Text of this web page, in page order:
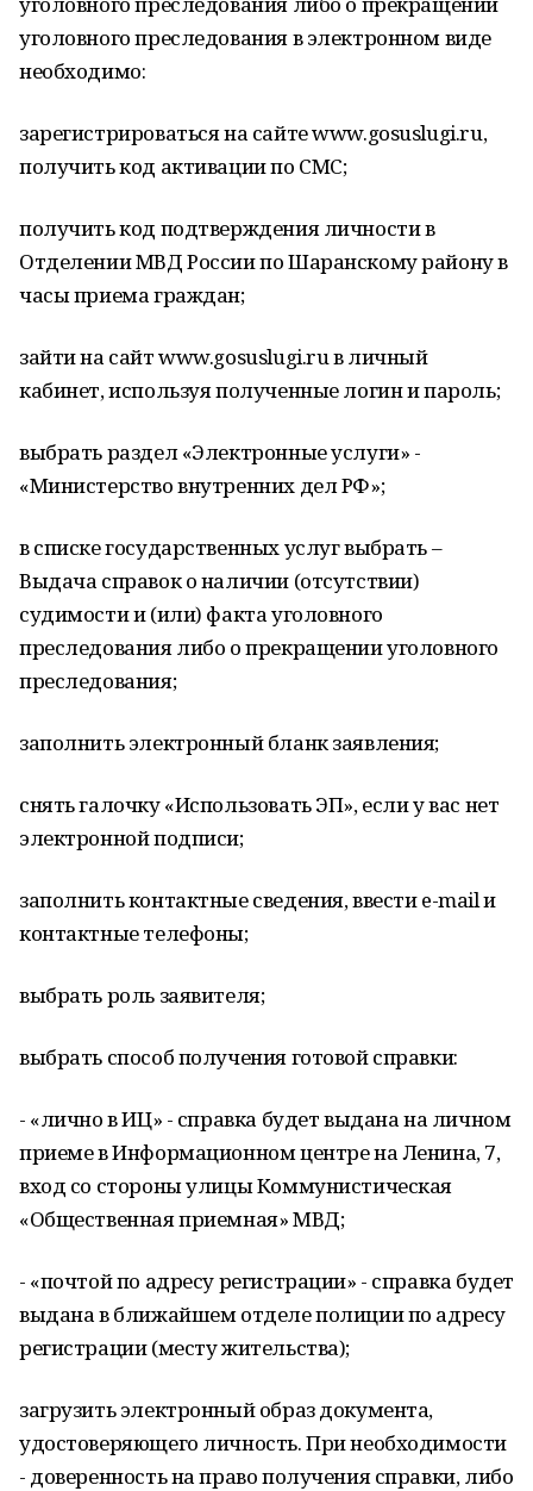
уголовного преследования в электронном виде
необходимо:
зарегистрироваться на сайте www.gosuslugi.ru,
получить код активации по СМС;
получить код подтверждения личности в
Отделении МВД России по Шаранскому району в
часы приема граждан;
зайти на сайт www.gosuslugi.ru в личный
кабинет, используя полученные логин и пароль;
выбрать раздел «Электронные услуги» -
«Министерство внутренних дел РФ»;
в списке государственных услуг выбрать –
Выдача справок о наличии (отсутствии)
судимости и (или) факта уголовного
преследования либо о прекращении уголовного
преследования;
заполнить электронный бланк заявления;
снять галочку «Использовать ЭП», если у вас нет
электронной подписи;
заполнить контактные сведения, ввести e-mail и
контактные телефоны;
выбрать роль заявителя;
выбрать способ получения готовой справки:
- «лично в ИЦ» - справка будет выдана на личном
приеме в Информационном центре на Ленина, 7,
вход со стороны улицы Коммунистическая
«Общественная приемная» МВД;
- «почтой по адресу регистрации» - справка будет
выдана в ближайшем отделе полиции по адресу
регистрации (месту жительства);
загрузить электронный образ документа,
удостоверяющего личность. При необходимости
- доверенность на право получения справки, либо